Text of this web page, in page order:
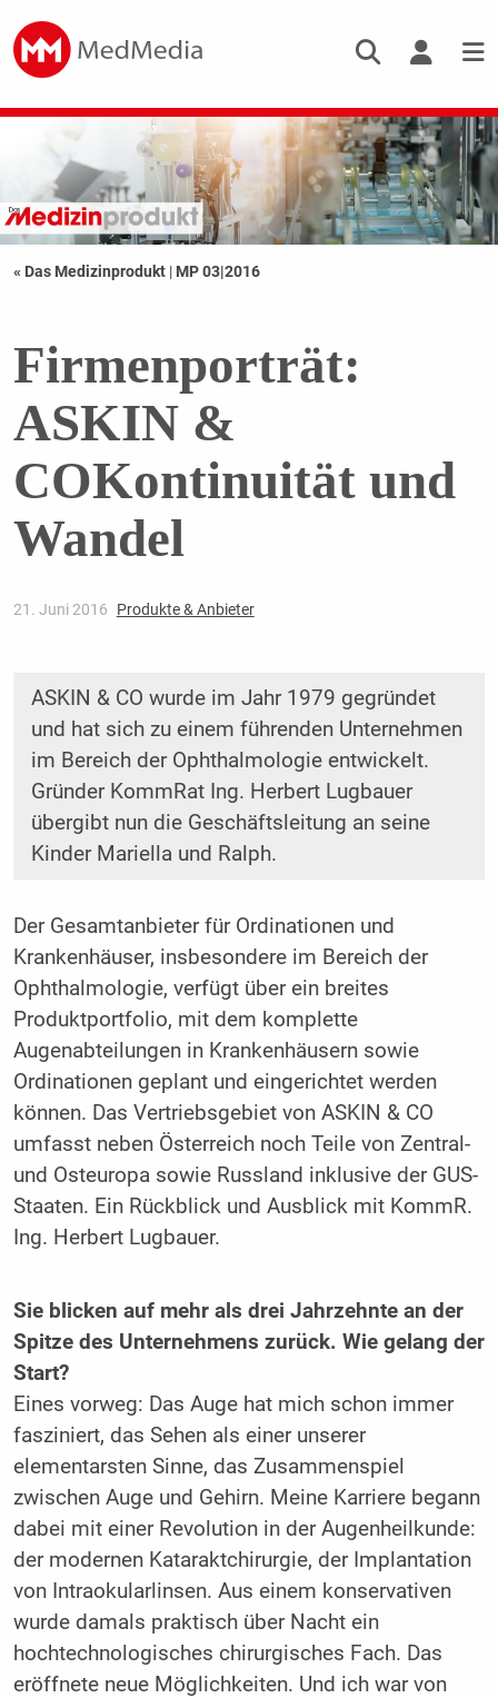
« Das Medizinprodukt | MP 03|2016
Firmenporträt:
ASKIN &
COKontinuität und
Wandel
21. Juni 2016 Produkte & Anbieter
ASKIN & CO wurde im Jahr 1979 gegründet
und hat sich zu einem führenden Unternehmen
im Bereich der Ophthalmologie entwickelt.
Gründer KommRat Ing. Herbert Lugbauer
übergibt nun die Geschäftsleitung an seine
Kinder Mariella und Ralph.
Der Gesamtanbieter für Ordinationen und
Krankenhäuser, insbesondere im Bereich der
Ophthalmologie, verfügt über ein breites
Produktportfolio, mit dem komplette
Augenabteilungen in Krankenhäusern sowie
Ordinationen geplant und eingerichtet werden
können. Das Vertriebsgebiet von ASKIN & CO
umfasst neben Österreich noch Teile von Zentral-
und Osteuropa sowie Russland inklusive der GUS-
Staaten. Ein Rückblick und Ausblick mit KommR.
Ing. Herbert Lugbauer.
Sie blicken auf mehr als drei Jahrzehnte an der
Spitze des Unternehmens zurück. Wie gelang der
Start?
Eines vorweg: Das Auge hat mich schon immer
fasziniert, das Sehen als einer unserer
elementarsten Sinne, das Zusammenspiel
zwischen Auge und Gehirn. Meine Karriere begann
dabei mit einer Revolution in der Augenheilkunde:
der modernen Kataraktchirurgie, der Implantation
von Intraokularlinsen. Aus einem konservativen
wurde damals praktisch über Nacht ein
hochtechnologisches chirurgisches Fach. Das
eröffnete neue Möglichkeiten. Und ich war von